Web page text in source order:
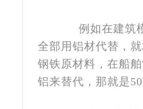
例如在建筑模
全部用铝材代替，
钢铁原材料，在船
铝来替代，那就是